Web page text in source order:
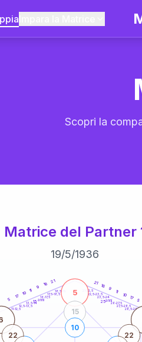
Scopri la
Matrice del Partner
19/5/1936
11-12,5
12,5-13,5
13,5-14
16-17,5
17,5-18,5
18,5-19
21-22,5
22,5-23,5
23,5-24
26-27,5
27,5-28,5
28,5-29
5
17
10 11
9
16
21 21 16
9
11
10 17
5
5
15
10
22 22
15 anni 25anni